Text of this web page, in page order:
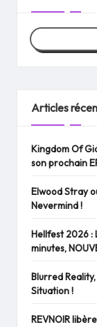
Articles
Kingdom Of
son prochain
Elwood Stray
Nevermind !
Hellfest 2026 :
minutes,
Blurred
Situation !
REVNOIR